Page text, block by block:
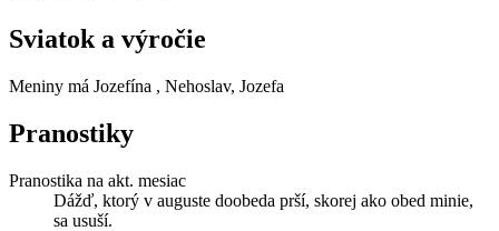
Sviatok a výročie
Meniny má Jozefína , Nehoslav, Jozefa
Pranostiky
Pranostika na akt. mesiac
Dážď, ktorý v auguste doobeda prší, skorej ako obed minie,
sa usuší.